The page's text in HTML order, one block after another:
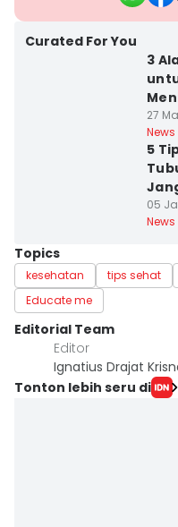
Curated For You
3
27
News
5
05
News
Topics
kesehatan tips sehat
Educate me
Editorial Team
Editor
Ignatius Drajat
Tonton lebih seru di